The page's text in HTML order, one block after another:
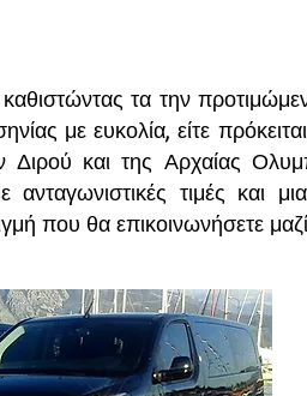
τα την
με ευκολία, είτε
και της Αρχαίας
τιμές και
που θα επικοινωνήσετε